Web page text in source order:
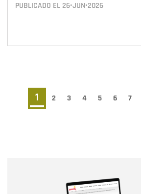
PUBLICADO EL 26•JUN•2026
Paginación
Página
actual
1 Page
2 Page
3 Page
4 Page
5 Page
6 7